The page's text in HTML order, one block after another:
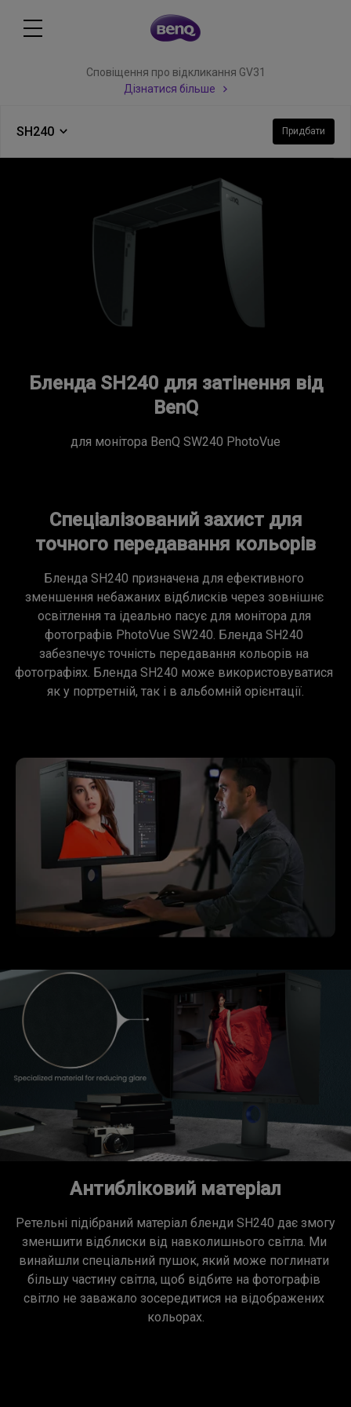
Сповіщення про відкликання GV31
Дізнатися більше
SH240 Придбати
Бленда SH240 для затінення від
BenQ
для монітора BenQ SW240 PhotoVue
Спеціалізований захист для
точного передавання кольорів
Бленда SH240 призначена для ефективного
зменшення небажаних відблисків через зовнішнє
освітлення та ідеально пасує для монітора для
фотографів PhotoVue SW240. Бленда SH240
забезпечує точність передавання кольорів на
фотографіях. Бленда SH240 може використовуватися
Антибліковий матеріал
Ретельні підібраний матеріал бленди SH240 дає змогу
зменшити відблиски від навколишнього світла. Ми
винайшли спеціальний пушок, який може поглинати
більшу частину світла, щоб відбите на фотографів
світло не заважало зосередитися на відображених